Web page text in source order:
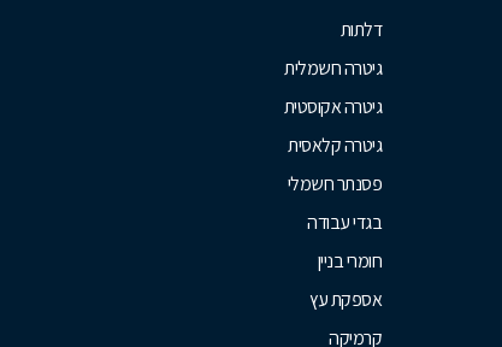
דלתות
גיטרה חשמלית
גיטרה אקוסטית
גיטרה קלאסית
פסנתר חשמלי
בגדי עבודה
חומרי בניין
אספקת עץ
קרמיקה